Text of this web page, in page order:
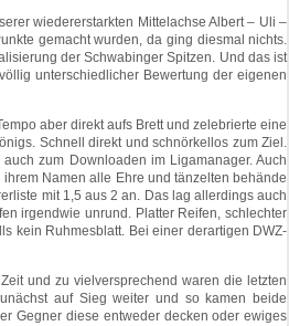
wiedererstarkten Mittelachse Albert – Uli –
gemacht wurden, da ging diesmal nichts.
der Schwabinger Spitzen. Und das ist
unterschiedlicher Bewertung der eigenen
aber direkt aufs Brett und zelebrierte eine
Schnell direkt und schnörkellos zum Ziel.
auch zum Downloaden im Ligamanager. Auch
Namen alle Ehre und tänzelten behände
mit 1,5 aus 2 an. Das lag allerdings auch
irgendwie unrund. Platter Reifen, schlechter
kein Ruhmesblatt. Bei einer derartigen DWZ-
und zu vielversprechend waren die letzten
auf Sieg weiter und so kamen beide
Gegner diese entweder decken oder ewiges